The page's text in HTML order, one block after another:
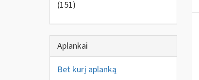
(151)
Aplankai
Bet kurį aplanką